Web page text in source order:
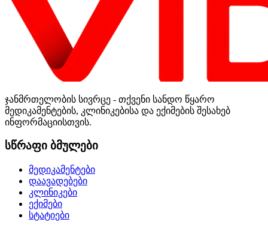
ჯანმრთელობის სივრცე - თქვენი სანდო წყარო
მედიკამენტების, კლინიკებისა და ექიმების შესახებ
ინფორმაციისთვის.
სწრაფი ბმულები
მედიკამენტები
დაავადებები
კლინიკები
ექიმები
სტატიები